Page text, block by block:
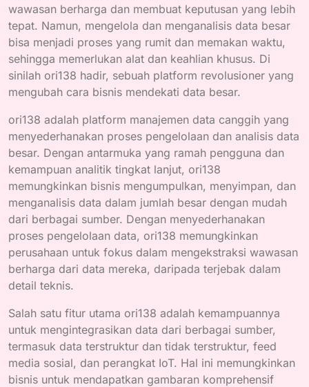
wawasan berharga dan membuat keputusan yang lebih
tepat. Namun, mengelola dan menganalisis data besar
bisa menjadi proses yang rumit dan memakan waktu,
sehingga memerlukan alat dan keahlian khusus. Di
sinilah ori138 hadir, sebuah platform revolusioner yang
mengubah cara bisnis mendekati data besar.
ori138 adalah platform manajemen data canggih yang
menyederhanakan proses pengelolaan dan analisis data
besar. Dengan antarmuka yang ramah pengguna dan
kemampuan analitik tingkat lanjut, ori138
memungkinkan bisnis mengumpulkan, menyimpan, dan
menganalisis data dalam jumlah besar dengan mudah
dari berbagai sumber. Dengan menyederhanakan
proses pengelolaan data, ori138 memungkinkan
perusahaan untuk fokus dalam mengekstraksi wawasan
berharga dari data mereka, daripada terjebak dalam
detail teknis.
Salah satu fitur utama ori138 adalah kemampuannya
untuk mengintegrasikan data dari berbagai sumber,
termasuk data terstruktur dan tidak terstruktur, feed
media sosial, dan perangkat IoT. Hal ini memungkinkan
bisnis untuk mendapatkan gambaran komprehensif